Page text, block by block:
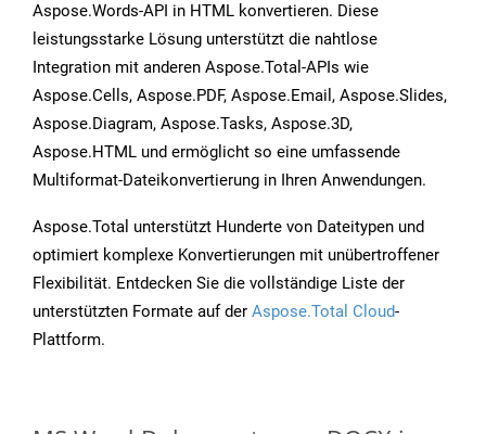
Aspose.Words-API in HTML konvertieren. Diese
leistungsstarke Lösung unterstützt die nahtlose
Integration mit anderen Aspose.Total-APIs wie
Aspose.Cells, Aspose.PDF, Aspose.Email, Aspose.Slides,
Aspose.Diagram, Aspose.Tasks, Aspose.3D,
Aspose.HTML und ermöglicht so eine umfassende
Multiformat-Dateikonvertierung in Ihren Anwendungen.
Aspose.Total unterstützt Hunderte von Dateitypen und
optimiert komplexe Konvertierungen mit unübertroffener
Flexibilität. Entdecken Sie die vollständige Liste der
unterstützten Formate auf der Aspose.Total Cloud-
Plattform.